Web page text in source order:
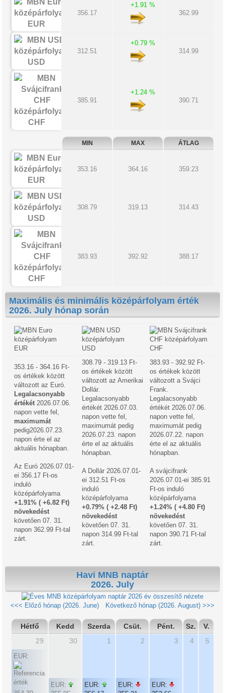
EUR
356.17
+1.91 %
362.99
USD
312.51
+0.79 %
314.99
CHF
385.91
+1.24 %
390.71
MIN MAX ÁTLAG
EUR
353.16 364.16 359.23
USD
308.79 319.13 314.43
CHF
383.93 392.92 388.17
Maximális és minimális középárfolyam érték
2026. July hónap során
EUR USD CHF
353.16 - 364.16 Ft-
os értékek között
változott az Euró.
Legalacsonyabb
értékét 2026.07.06.
napon vette fel,
maximumát
pedig2026.07.23.
napon érte el az
aktuális hónapban.
Az Euró 2026.07.01-
ei 356.17 Ft-os
induló
középárfolyama
+1.91% ( +6.82 Ft)
növekedést
követően 07. 31.
napon 362.99 Ft-tal
zárt.
308.79 - 319.13 Ft-
os értékek között
változott az Amerikai
Dollár.
Legalacsonyabb
értékét 2026.07.03.
napon vette fel,
maximumát pedig
2026.07.23. napon
érte el az aktuális
hónapban.
A Dollár 2026.07.01-
ei 312.51 Ft-os
induló
középárfolyama
+0.79% ( +2.48 Ft)
növekedést
követően 07. 31.
napon 314.99 Ft-tal
zárt.
383.93 - 392.92 Ft-
os értékek között
változott a Svájci
Frank.
Legalacsonyabb
értékét 2026.07.06.
napon vette fel,
maximumát pedig
2026.07.22. napon
érte el az aktuális
hónapban.
A svájcifrank
2026.07.01-ei 385.91
Ft-os induló
középárfolyama
+1.24% ( +4.80 Ft)
növekedést
követően 07. 31.
napon 390.71 Ft-tal
zárt.
Havi MNB naptár
2026. July
2026 év összesítő nézete
<<< Előző hónap (2026. June)
Következő hónap (2026. August) >>>
Hétfő Kedd Szerda Csüt. Pént. Sz.
V.
29
EUR:
30
EUR:
1
EUR:
2
EUR:
3
EUR:
4 5